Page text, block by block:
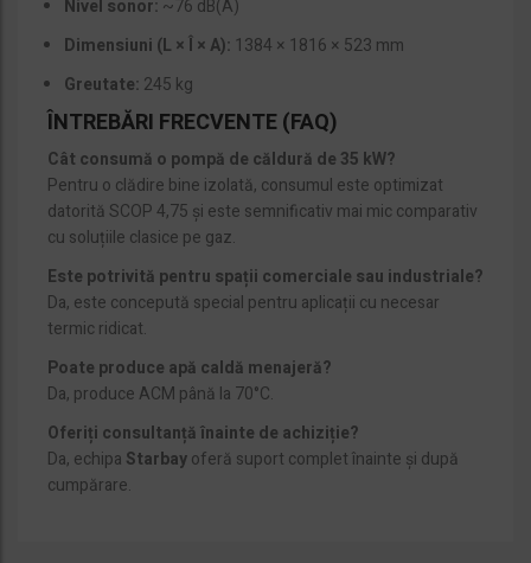
Nivel sonor: ~76 dB(A)
Dimensiuni (L × Î × A): 1384 × 1816 × 523 mm
Greutate: 245 kg
ÎNTREBĂRI FRECVENTE (FAQ)
Cât consumă o pompă de căldură de 35 kW?
Pentru o clădire bine izolată, consumul este optimizat
datorită SCOP 4,75 și este semnificativ mai mic comparativ
cu soluțiile clasice pe gaz.
Este potrivită pentru spații comerciale sau industriale?
Da, este concepută special pentru aplicații cu necesar
termic ridicat.
Poate produce apă caldă menajeră?
Da, produce ACM până la 70°C.
Oferiți consultanță înainte de achiziție?
Da, echipa Starbayoferă suport complet înainte și după
cumpărare.